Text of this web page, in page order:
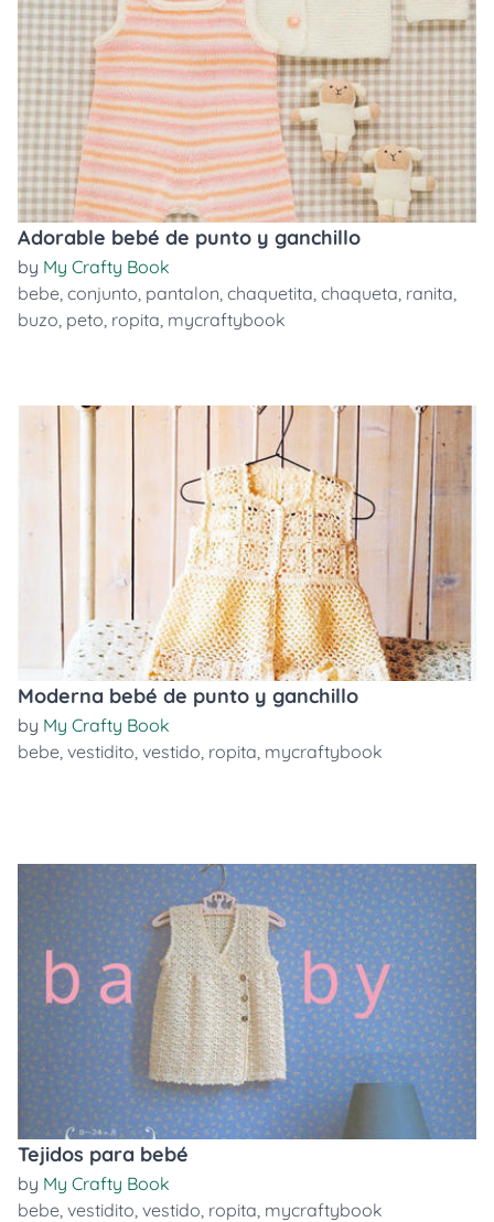
Adorable bebé de punto y ganchillo
by My Crafty Book
bebe, conjunto, pantalon, chaquetita, chaqueta, ranita,
buzo, peto, ropita, mycraftybook
Moderna bebé de punto y ganchillo
by My Crafty Book
bebe, vestidito, vestido, ropita, mycraftybook
Tejidos para bebé
by My Crafty Book
bebe, vestidito, vestido, ropita, mycraftybook